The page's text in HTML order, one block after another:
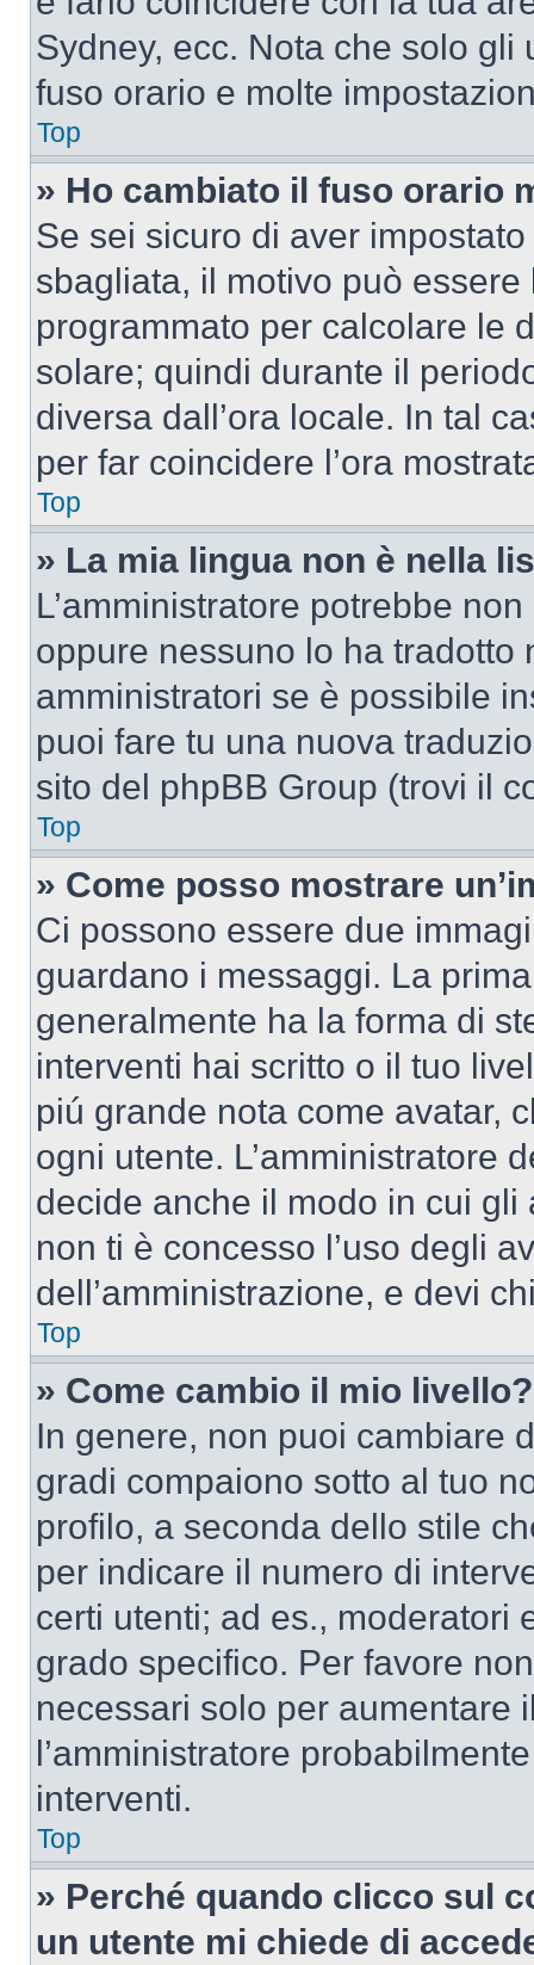
Sydney, ecc. Nota che solo
fuso orario e molte
Top
» Ho cambiato il fuso orario
Se sei sicuro di aver
sbagliata, il motivo può essere
programmato per calcolare le
solare; quindi durante il
diversa dall’ora locale. In tal
per far coincidere l’ora
Top
» La mia lingua non è nella
L’amministratore potrebbe
oppure nessuno lo ha
amministratori se è possibile
puoi fare tu una nuova
sito del phpBB Group (trovi il
Top
» Come posso mostrare
Ci possono essere due
guardano i messaggi. La
generalmente ha la forma di
interventi hai scritto o il tuo
piú grande nota come avatar,
ogni utente. L’amministratore
decide anche il modo in cui
non ti è concesso l’uso degli
dell’amministrazione, e devi
Top
» Come cambio il mio livello?
In genere, non puoi cambiare
gradi compaiono sotto al tuo
profilo, a seconda dello stile
per indicare il numero di
certi utenti; ad es., moderatori
grado specifico. Per favore
necessari solo per aumentare
l’amministratore
interventi.
Top
» Perché quando clicco sul
un utente mi chiede di